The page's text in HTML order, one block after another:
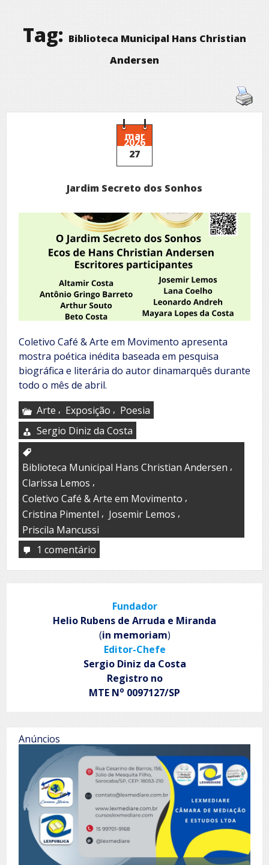
Tag: Biblioteca Municipal Hans Christian
Andersen
mar
2026
27
Jardim Secreto dos Sonhos
Coletivo Café & Arte em Movimento apresenta
mostra poética inédita baseada em pesquisa
biográfica e literária do autor dinamarquês durante
todo o mês de abril.
Arte , Exposição , Poesia
Sergio Diniz da Costa
Biblioteca Municipal Hans Christian Andersen ,
Clarissa Lemos ,
Coletivo Café & Arte em Movimento ,
Cristina Pimentel , Josemir Lemos ,
Priscila Mancussi
1 comentário
Secreto
Fundador
Helio Rubens de Arruda e Miranda
(in memoriam)
Editor-Chefe
Sergio Diniz da Costa
Registro no
MTE No 0097127/SP
Anúncios